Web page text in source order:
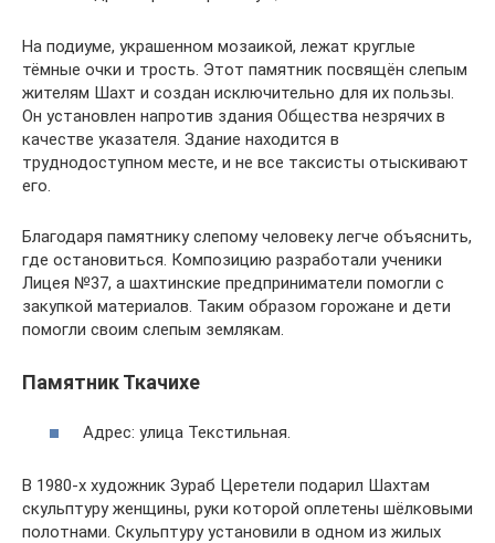
На подиуме, украшенном мозаикой, лежат круглые
тёмные очки и трость. Этот памятник посвящён слепым
жителям Шахт и создан исключительно для их пользы.
Он установлен напротив здания Общества незрячих в
качестве указателя. Здание находится в
труднодоступном месте, и не все таксисты отыскивают
его.
Благодаря памятнику слепому человеку легче объяснить,
где остановиться. Композицию разработали ученики
Лицея №37, а шахтинские предприниматели помогли с
закупкой материалов. Таким образом горожане и дети
помогли своим слепым землякам.
Памятник Ткачихе
Адрес: улица Текстильная.
В 1980-х художник Зураб Церетели подарил Шахтам
скульптуру женщины, руки которой оплетены шёлковыми
полотнами. Скульптуру установили в одном из жилых